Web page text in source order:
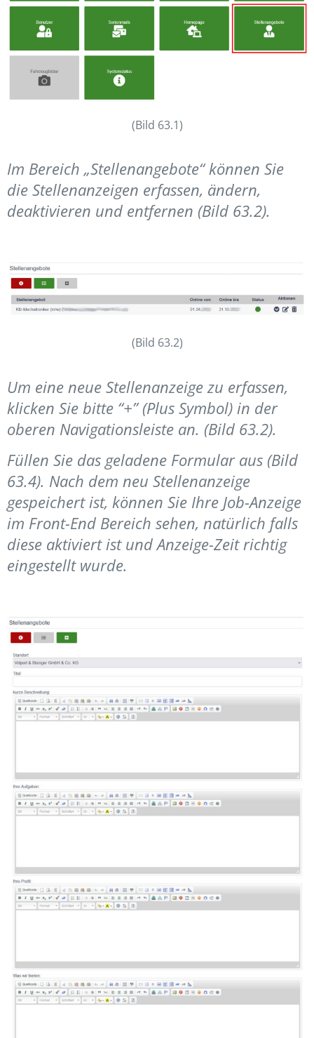
(Bild 63.1)
Im Bereich „Stellenangebote“ können Sie
die Stellenanzeigen erfassen, ändern,
deaktivieren und entfernen (Bild 63.2).
(Bild 63.2)
Um eine neue Stellenanzeige zu erfassen,
klicken Sie bitte “+” (Plus Symbol) in der
oberen Navigationsleiste an. (Bild 63.2).
Füllen Sie das geladene Formular aus (Bild
63.4). Nach dem neu Stellenanzeige
gespeichert ist, können Sie Ihre Job-Anzeige
im Front-End Bereich sehen, natürlich falls
diese aktiviert ist und Anzeige-Zeit richtig
eingestellt wurde.